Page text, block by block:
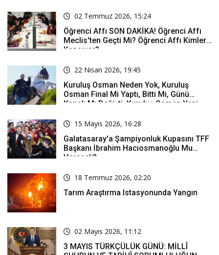
02 Temmuz 2026, 15:24
Öğrenci Affı SON DAKİKA! Öğrenci Affı
Meclis'ten Geçti Mi? Öğrenci Affı Kimleri
Kapsıyor?
22 Nisan 2026, 19:45
Kuruluş Osman Neden Yok, Kuruluş
Osman Final Mi Yaptı, Bitti Mi, Günü
Kanalı Mı Değişti, Kuruluş Osman Yeni
15 Mayıs 2026, 16:28
Galatasaray'a Şampiyonluk Kupasını TFF
Başkanı İbrahim Hacıosmanoğlu Mu
Verecek?
18 Temmuz 2026, 02:20
Tarım Araştırma Istasyonunda Yangın
02 Mayıs 2026, 11:12
3 MAYIS TÜRKÇÜLÜK GÜNÜ: MİLLÎ